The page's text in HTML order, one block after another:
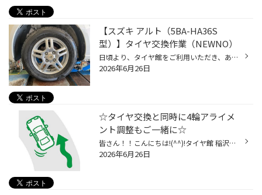
【スズキ アルト（5BA-HA36S
型）】タイヤ交換作業（NEWNO）
日頃より、タイヤ館をご利用いただき、ありがとうございます。 さて、当店と同じチェーン店の近隣タイヤ館店舗で作業いたしましたタイヤ交換をご紹介します。 （WEB掲載をご快諾いただきましたお客様！大変感謝しております。 いつもご愛顧いただき誠にありがとうございます！！） おクルマ：スズキ...
2026年6月26日
☆タイヤ交換と同時に4輪アライメ
ント調整もご一緒に☆
皆さん！！こんにちは!(^^)!タイヤ館 稲沢です！！ いつもホームページをご覧いただきありがとうございます♪ 本日は「アライメント測定･調整」のご案内です。 アライメントは「クルマの骨盤矯正」!? タイヤ･ホイールは複雑な構造を持つサスペンションによって支えられていますが、 車体に対してタイ...
2026年6月26日